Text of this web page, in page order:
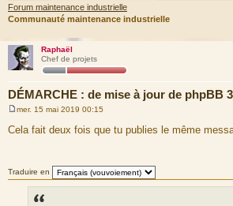
Forum maintenance industrielle
Communauté maintenance industrielle
Raphaël
Chef de projets
DÉMARCHE : de mise à jour de phpBB
e
s
e
mer. 15 mai 2019 00:15
Cela fait deux fois que tu publies le même
Traduire en